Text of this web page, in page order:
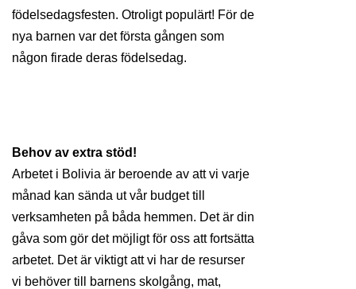
födelsedagsfesten. Otroligt populärt! För de
nya barnen var det första gången som
någon firade deras födelsedag.
Behov av extra stöd!
Arbetet i Bolivia är beroende av att vi varje
månad kan sända ut vår budget till
verksamheten på båda hemmen. Det är din
gåva som gör det möjligt för oss att fortsätta
arbetet. Det är viktigt att vi har de resurser
vi behöver till barnens skolgång, mat,